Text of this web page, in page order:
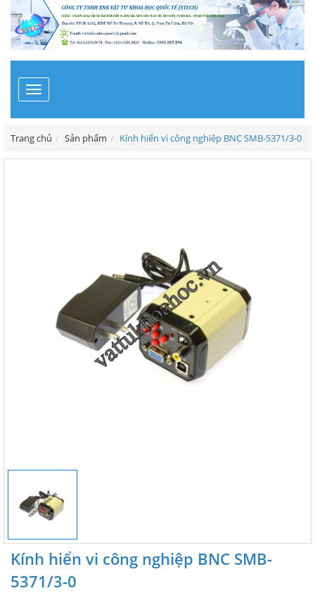
Toggle
navigation
Trang chủ Sản phẩm Kính hiển vi công nghiệp BNC SMB-5371/3-0
Kính hiển vi công nghiệp BNC SMB-
5371/3-0